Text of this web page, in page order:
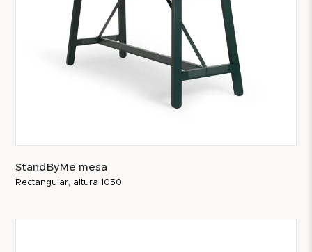
StandByMe mesa
Rectangular, altura 1050